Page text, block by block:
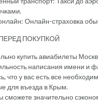
Онлайн-страховка
ПОКУПКОЙ
купить авиабилеты
написания имени и
что у вас есть все
для въезда в Крым.
сможете значительно